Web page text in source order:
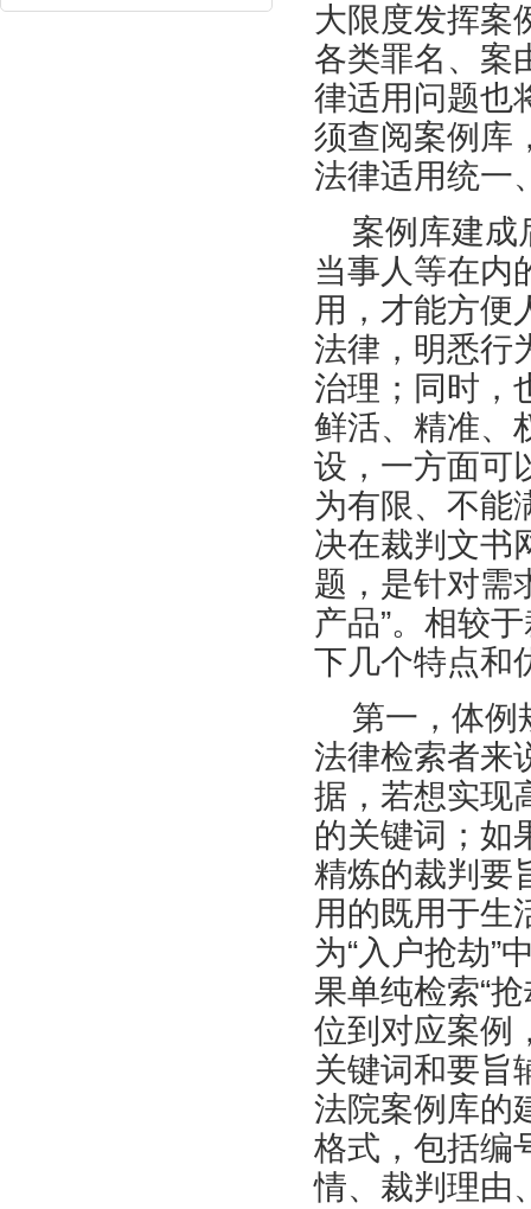
大限度发挥案
各类罪名、案
律适用问题也
须查阅案例库
法律适用统一
案例库建成
当事人等在内
用，才能方便
法律，明悉行
治理；同时，
鲜活、精准、
设，一方面可
为有限、不能
决在裁判文书
题，是针对需
产品”。相较
下几个特点和
第一，体例
法律检索者来
据，若想实现
的关键词；如
精炼的裁判要
用的既用于生
为“入户抢劫”
果单纯检索“
位到对应案例
关键词和要旨
法院案例库的
格式，包括编
情、裁判理由